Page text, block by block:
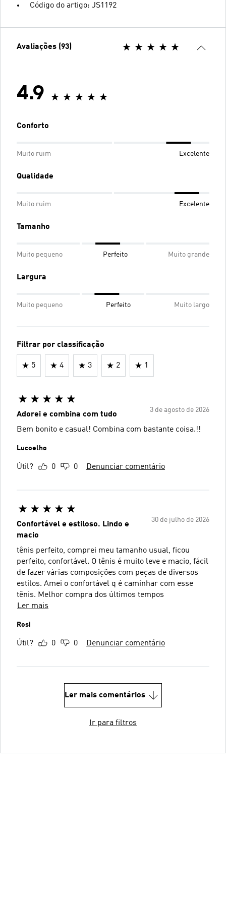
Código do artigo: JS1192
Avaliações (93)
4.9
Conforto
Muito ruim Excelente
Qualidade
Muito ruim Excelente
Tamanho
Muito pequeno Perfeito Muito grande
Largura
Muito pequeno Perfeito Muito largo
Filtrar por classificação
5 4 3 2 1
3 de agosto de 2026
Adorei e combina com tudo
Bem bonito e casual! Combina com bastante coisa.!!
Lucoelho
Útil? 0 0 Denunciar comentário
30 de julho de 2026
Confortável e estiloso. Lindo e
macio
tênis perfeito, comprei meu tamanho usual, ficou
perfeito, confortável. O tênis é muito leve e macio, fácil
de fazer várias composições com peças de diversos
estilos. Amei o confortável q é caminhar com esse
tênis. Melhor compra dos últimos tempos
Ler mais
Rosi
Útil? 0 0 Denunciar comentário
Ler mais comentários
Ir para filtros